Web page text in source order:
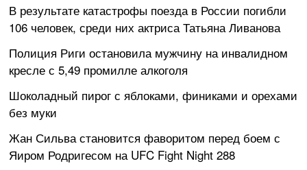
В результате катастрофы поезда в России погибли
106 человек, среди них актриса Татьяна Ливанова
Полиция Риги остановила мужчину на инвалидном
кресле с 5,49 промилле алкоголя
Шоколадный пирог с яблоками, финиками и орехами
без муки
Жан Сильва становится фаворитом перед боем с
Яиром Родригесом на UFC Fight Night 288